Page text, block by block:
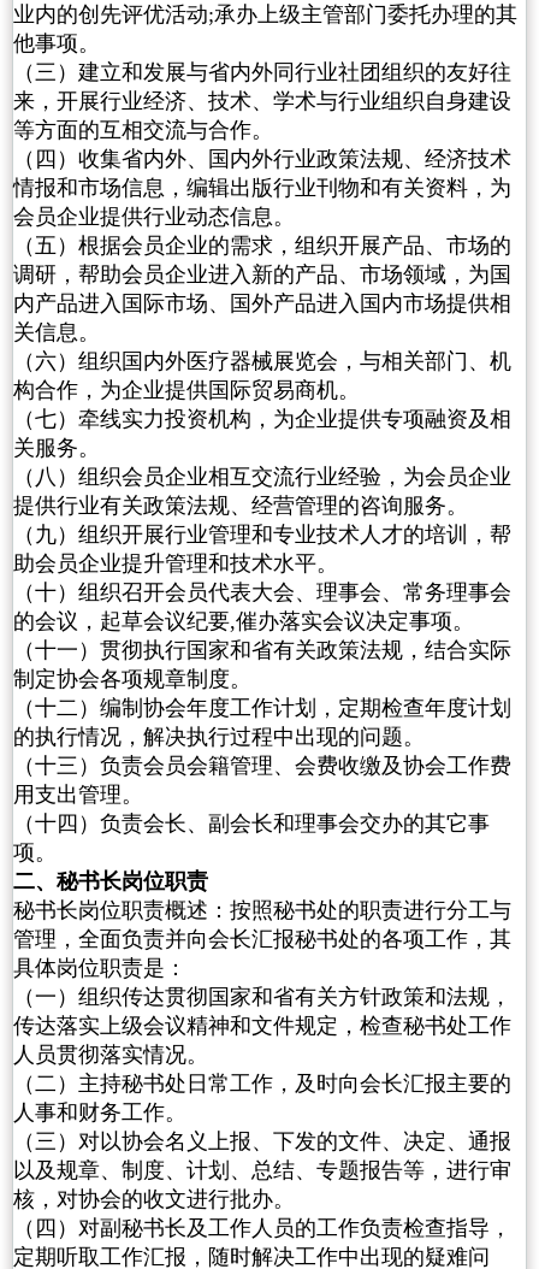
业内的创先评优活动;承办上级主管部门委托办理的其
他事项。
（三）建立和发展与省内外同行业社团组织的友好往
来，开展行业经济、技术、学术与行业组织自身建设
等方面的互相交流与合作。
（四）收集省内外、国内外行业政策法规、经济技术
情报和市场信息，编辑出版行业刊物和有关资料，为
会员企业提供行业动态信息。
（五）根据会员企业的需求，组织开展产品、市场的
调研，帮助会员企业进入新的产品、市场领域，为国
内产品进入国际市场、国外产品进入国内市场提供相
关信息。
（六）组织国内外医疗器械展览会，与相关部门、机
构合作，为企业提供国际贸易商机。
（七）牵线实力投资机构，为企业提供专项融资及相
关服务。
（八）组织会员企业相互交流行业经验，为会员企业
提供行业有关政策法规、经营管理的咨询服务。
（九）组织开展行业管理和专业技术人才的培训，帮
助会员企业提升管理和技术水平。
（十）组织召开会员代表大会、理事会、常务理事会
的会议，起草会议纪要,催办落实会议决定事项。
（十一）贯彻执行国家和省有关政策法规，结合实际
制定协会各项规章制度。
（十二）编制协会年度工作计划，定期检查年度计划
的执行情况，解决执行过程中出现的问题。
（十三）负责会员会籍管理、会费收缴及协会工作费
用支出管理。
（十四）负责会长、副会长和理事会交办的其它事
项。
二、秘书长岗位职责
秘书长岗位职责概述：按照秘书处的职责进行分工与
管理，全面负责并向会长汇报秘书处的各项工作，其
具体岗位职责是：
（一）组织传达贯彻国家和省有关方针政策和法规，
传达落实上级会议精神和文件规定，检查秘书处工作
人员贯彻落实情况。
（二）主持秘书处日常工作，及时向会长汇报主要的
人事和财务工作。
（三）对以协会名义上报、下发的文件、决定、通报
以及规章、制度、计划、总结、专题报告等，进行审
核，对协会的收文进行批办。
（四）对副秘书长及工作人员的工作负责检查指导，
定期听取工作汇报，随时解决工作中出现的疑难问